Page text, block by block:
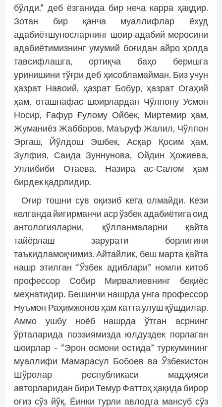
бўлди.” деб ёзганида бир неча карра ҳақдир.
Зотан бир қанча муаллифлар ёхуд
адабиётшуносларнинг шоир адабий меросини
адабиётимизнинг умумий боғидан айро ҳолда
тавсифлашга, ортиқча баҳо беришга
уринишини тўғри деб ҳисобламайман. Биз учун
ҳазрат Навоий, ҳазрат Бобур, ҳазрат Огаҳий
ҳам, оташнафас шоирлардан Чўлпону Усмон
Носир, Ғафур Ғулому Ойбек, Миртемир ҳам,
Жуманиёз Жабборов, Маъруф Жалил, Чўлпон
Эргаш, Йўлдош Эшбек, Асқар Қосим ҳам,
Зулфия, Саида Зуннунова, Ойдин Ҳожиева,
Уллибиби Отаева, Назира ас-Салом ҳам
бирдек қадрлидир.
Оғир тошни сув оқизиб кета олмайди. Кези
келганда йигирманчи аср ўзбек адабиётига оид
антологияларни, қўлланмаларни қайта
тайёрлаш зарурати борлигини
таъкидламоқчимиз. Айтайлик, беш марта қайта
нашр этилган “Ўзбек адиб­лари” номли китоб
профессор Собир Мирвалиевнинг беқиёс
меҳнатидир. Бешинчи нашрда унга профессор
Нуъмон Раҳимжонов ҳам катта улуш қўшдилар.
Аммо ушбу ноёб нашрда ўтган асрнинг
ўрталарида поэзиямизда юлдуздек порлаган
шоирлар – “Эрон осмони остида” туркумининг
муаллифи Мамарасул Бобоев ва Ўзбекистон
Шўролар республикаси мадҳияси
авторларидан бири Темур Фаттоҳ ҳақида бирор
оғиз сўз йўқ. Ёинки турли авлодга мансуб сўз